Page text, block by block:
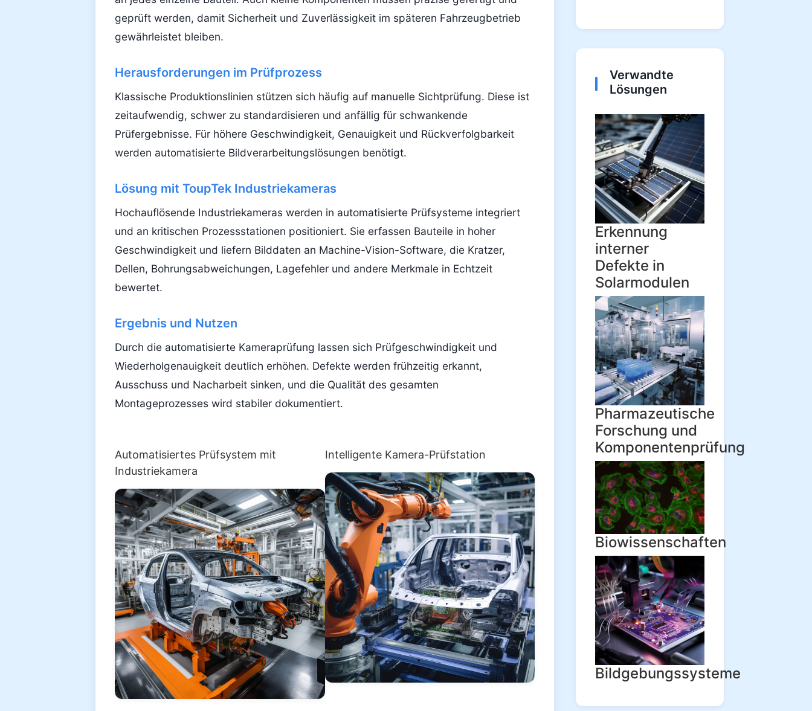
geprüft werden, damit Sicherheit und Zuverlässigkeit im späteren Fahrzeugbetrieb
gewährleistet bleiben.
Herausforderungen im Prüfprozess
Klassische Produktionslinien stützen sich häufig auf manuelle Sichtprüfung. Diese ist
zeitaufwendig, schwer zu standardisieren und anfällig für schwankende
Prüfergebnisse. Für höhere Geschwindigkeit, Genauigkeit und Rückverfolgbarkeit
werden automatisierte Bildverarbeitungslösungen benötigt.
Lösung mit ToupTek Industriekameras
Hochauflösende Industriekameras werden in automatisierte Prüfsysteme integriert
und an kritischen Prozessstationen positioniert. Sie erfassen Bauteile in hoher
Geschwindigkeit und liefern Bilddaten an Machine-Vision-Software, die Kratzer,
Dellen, Bohrungsabweichungen, Lagefehler und andere Merkmale in Echtzeit
bewertet.
Ergebnis und Nutzen
Durch die automatisierte Kameraprüfung lassen sich Prüfgeschwindigkeit und
Wiederholgenauigkeit deutlich erhöhen. Defekte werden frühzeitig erkannt,
Ausschuss und Nacharbeit sinken, und die Qualität des gesamten
Montageprozesses wird stabiler dokumentiert.
Automatisiertes Prüfsystem mit
Industriekamera
Intelligente Kamera-Prüfstation
Verwandte
Lösungen
Erkennung
interner
Defekte in
Solarmodulen
Pharmazeutische
Forschung und
Komponentenprüfung
Biowissenschaften
Bildgebungssysteme